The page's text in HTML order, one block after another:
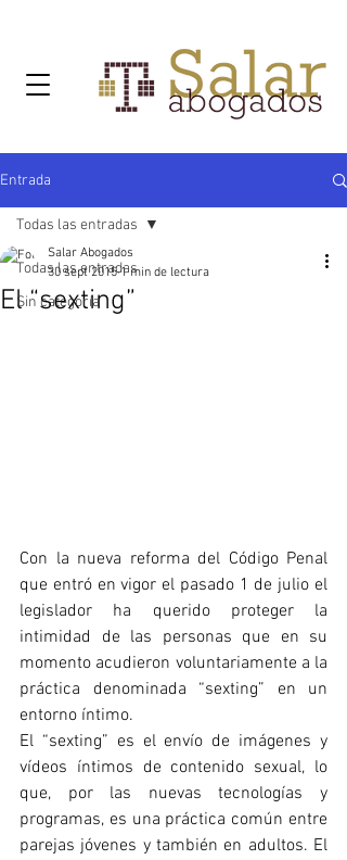
Entrada
Todas las entradas
Sin categoría
Todas las entradas
El “sexting”
Salar Abogados
30 sept 2015 1 min de lectura
Con la nueva reforma del Código Penal
que entró en vigor el pasado 1 de julio el
legislador ha querido proteger la
intimidad de las personas que en su
momento acudieron voluntariamente a la
práctica denominada “sexting” en un
entorno íntimo.
El “sexting” es el envío de imágenes y
vídeos íntimos de contenido sexual, lo
que, por las nuevas tecnologías y
programas, es una práctica común entre
parejas jóvenes y también en adultos. El